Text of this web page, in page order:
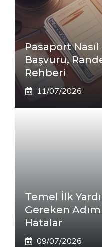
Pasaport Nasıl
Başvuru,
Rehberi
11/07/2026
Temel İlk
Gereken
Hatalar
09/07/2026